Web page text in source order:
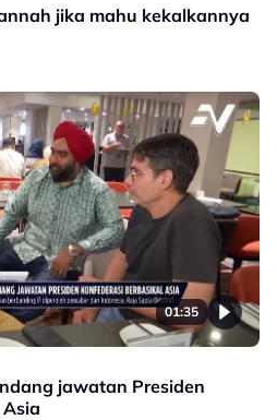
jika mahu kekalkannya
01:35
jawatan Presiden